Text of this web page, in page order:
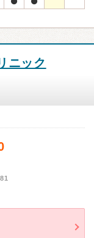
ニック